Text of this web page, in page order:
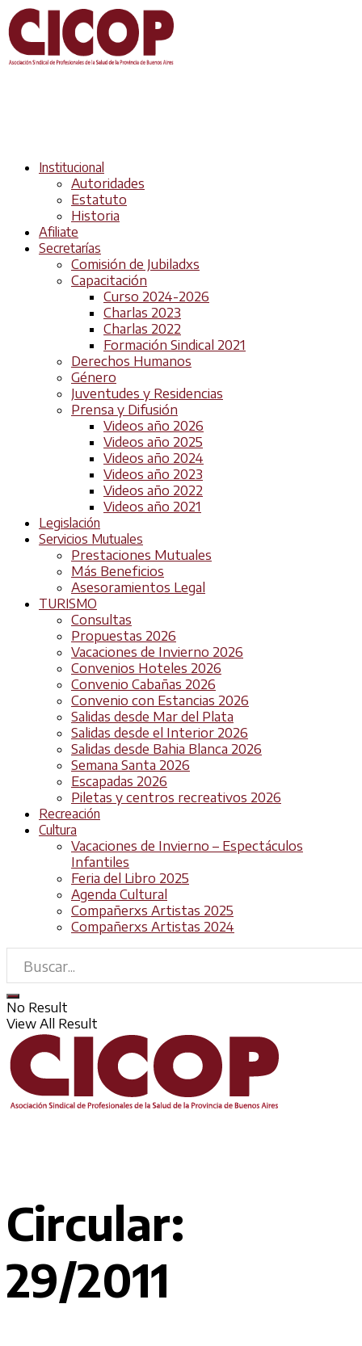
Institucional
Autoridades
Estatuto
Historia
Afiliate
Secretarías
Comisión de Jubiladxs
Capacitación
Curso 2024-2026
Charlas 2023
Charlas 2022
Formación Sindical 2021
Derechos Humanos
Género
Juventudes y Residencias
Prensa y Difusión
Videos año 2026
Videos año 2025
Videos año 2024
Videos año 2023
Videos año 2022
Videos año 2021
Legislación
Servicios Mutuales
Prestaciones Mutuales
Más Beneficios
Asesoramientos Legal
TURISMO
Consultas
Propuestas 2026
Vacaciones de Invierno 2026
Convenios Hoteles 2026
Convenio Cabañas 2026
Convenio con Estancias 2026
Salidas desde Mar del Plata
Salidas desde el Interior 2026
Salidas desde Bahia Blanca 2026
Semana Santa 2026
Escapadas 2026
Piletas y centros recreativos 2026
Recreación
Cultura
Vacaciones de Invierno – Espectáculos
Infantiles
Feria del Libro 2025
Agenda Cultural
Compañerxs Artistas 2025
Compañerxs Artistas 2024
No Result
View All Result
Circular:
29/2011